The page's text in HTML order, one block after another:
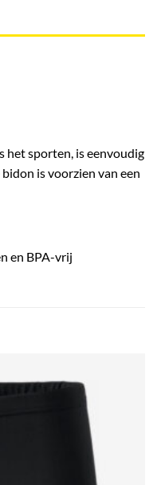
het sporten, is eenvoudig
is voorzien van een
en BPA-vrij